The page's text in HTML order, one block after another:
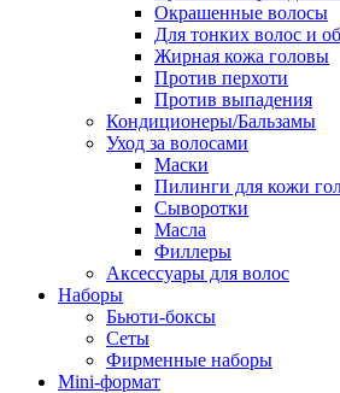
Окрашенные волосы
Для тонких волос и
Жирная кожа головы
Против перхоти
Против выпадения
Кондиционеры/Бальзамы
Уход за волосами
Маски
Пилинги для кожи
Сыворотки
Масла
Филлеры
Аксессуары для волос
Наборы
Бьюти-боксы
Сеты
Фирменные наборы
Mini-формат